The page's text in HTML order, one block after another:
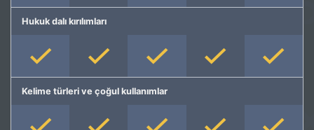
Hukuk dalı kırılımları
Kelime türleri ve çoğul kullanımlar